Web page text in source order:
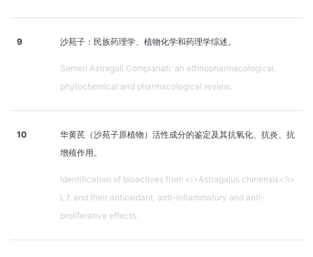
9 沙苑子：民族药理学、植物化学和药理学综述。
Semen Astragali Complanati: an ethnopharmacological,
phytochemical and pharmacological review.
10
华黄芪（沙苑子原植物）活性成分的鉴定及其抗氧化、抗炎、抗
增殖作用。
Identification of bioactives from <i>Astragalus chinensis</i>
L.f. and their antioxidant, anti-inflammatory and anti-
proliferative effects.